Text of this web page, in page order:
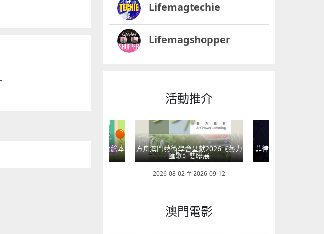
Lifemagtechie
Lifemagshopper
活動推介
嬰幼兒親子閱讀推廣活動-嬰幼繪本 方舟澳門藝術學會呈獻2026《藝力
匯聚》雙聯展
2026-08-02 至 2026-09-12
菲律賓亮點文創活動
澳門電影